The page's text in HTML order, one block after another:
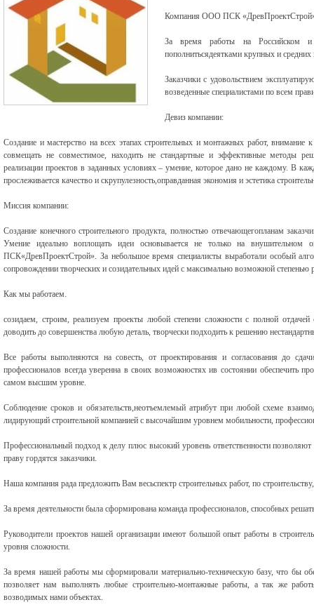
Компания ООО ПСК «ДревПроектСтрой»
За время работы на Российском и
пополнитьсядеятками крупных и
Заказчики с удовольствием
возведенные специалистами по всем
Девиз компании:
Создание и мастерство на всех этапах строительных и монтажных работ,
совмещать не совместимое, находить не стандартные и эффективные методы
реализации проектов в заданных условиях – умение, которое дано не каждому. В
прослеживается качество и скрупулезность,оправданная экономия и эстетика
Миссия компании:
Создание конечного строительного продукта, полностью отвечающегопланам
Умение идеально воплощать идеи основывается не только на
ПСК«ДревПроектСтрой». За небольшое время специалисты выработали особый
сопровождении творческих и созидательных идей с максимально возможной степенью
Как мы работаем.
созидаем, строим, реализуем проекты любой степени сложности с полной
доводить до совершенства любую деталь, творчески подходить к решению
Все работы выполняются на совесть, от проектирования и согласования до
профессионалов всегда уверенна в своих возможностях ив состоянии обеспечить
самом высшим уровне.
Соблюдение сроков и обязательств,неотъемлемый атрибут при любой схеме
лидирующий строительной компанией с высочайшим уровнем мобильности,
Профессиональный подход к делу плюс высокий уровень ответственности
праву гордятся заказчики.
Наша компания рада предложить Вам весьспектр строительных работ, по
За время деятельности была сформирована команда профессионалов, способных
Руководители проектов нашей организации имеют большой опыт работы в
уровня сложности.
За время нашей работы мы сформировали материально-техническую базу, что бы
позволяет нам выполнять любые строительно-монтажные работы, а так же
возводимых нами объектах.